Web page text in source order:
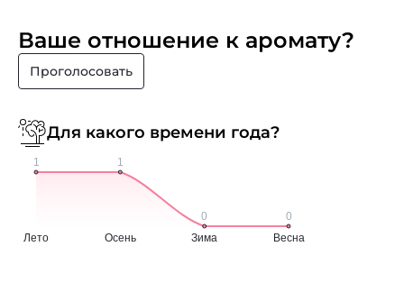
Ваше отношение к аромату?
Проголосовать
Для какого времени года?